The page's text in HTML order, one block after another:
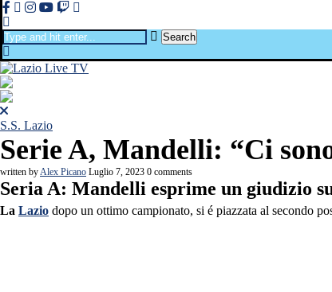
Search
S.S. Lazio
Serie A, Mandelli: “Ci
written byAlex Picano Luglio 7, 2023 0 comments
Seria A: Mandelli esprime un giudizio
La Lazio dopo un ottimo campionato, si é piazzata al secondo